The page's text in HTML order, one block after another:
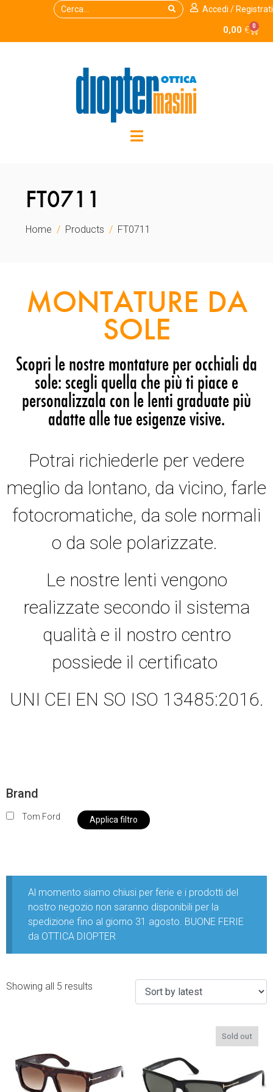
Accedi / Registrati
0,00 € 0
FT0711
Home Products FT0711
MONTATURE DA
SOLE
Scopri le nostre montature per occhiali da
sole: scegli quella che più ti piace e
personalizzala con le lenti graduate più
adatte alle tue esigenze visive.
Potrai richiederle per vedere
meglio da lontano, da vicino, farle
fotocromatiche, da sole normali
o da sole polarizzate.
Le nostre lenti vengono
realizzate secondo il sistema
qualità e il nostro centro
possiede il certificato
UNI CEI EN SO ISO 13485:2016.
Brand
Tom Ford Applica filtro
Al momento siamo chiusi per ferie e i prodotti del
nostro negozio non saranno disponibili per la
spedizione fino al giorno 31 agosto. BUONE FERIE
da OTTICA DIOPTER
Showing all 5 results
Sold out